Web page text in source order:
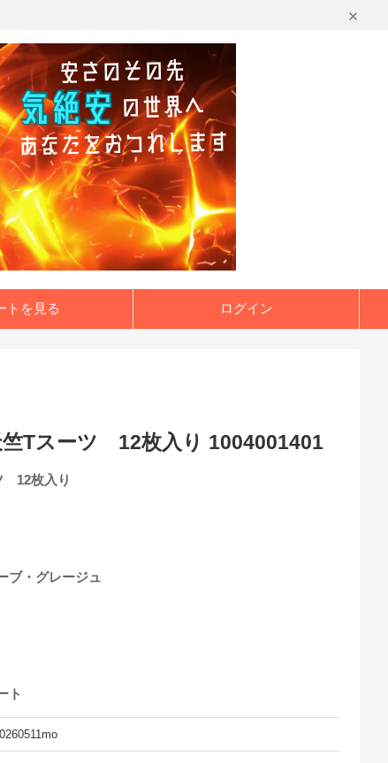
トを見る ログイン
Tスーツ 12枚入り 1004001401
12枚入り
ブ・グレージュ
ト
0260511mo